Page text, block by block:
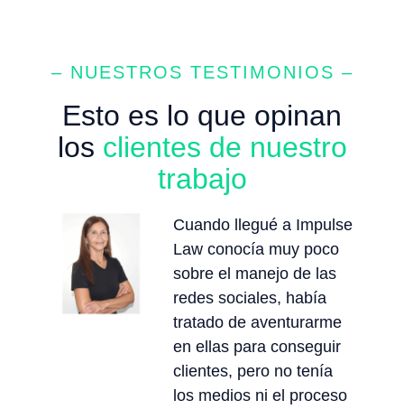
– NUESTROS TESTIMONIOS –
Esto es lo que opinan
los clientes de nuestro
trabajo
Cuando llegué a Impulse
Law conocía muy poco
sobre el manejo de las
redes sociales, había
tratado de aventurarme
en ellas para conseguir
clientes, pero no tenía
los medios ni el proceso